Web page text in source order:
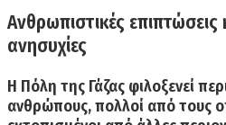
Ανθρωπιστικές επιπτώσεις
ανησυχίες
Η Πόλη της Γάζας φιλοξενεί
ανθρώπους, πολλοί από τους